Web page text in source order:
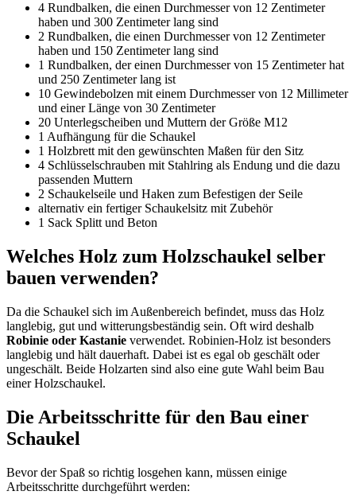
4 Rundbalken, die einen Durchmesser von 12 Zentimeter
haben und 300 Zentimeter lang sind
2 Rundbalken, die einen Durchmesser von 12 Zentimeter
haben und 150 Zentimeter lang sind
1 Rundbalken, der einen Durchmesser von 15 Zentimeter hat
und 250 Zentimeter lang ist
10 Gewindebolzen mit einem Durchmesser von 12 Millimeter
und einer Länge von 30 Zentimeter
20 Unterlegscheiben und Muttern der Größe M12
1 Aufhängung für die Schaukel
1 Holzbrett mit den gewünschten Maßen für den Sitz
4 Schlüsselschrauben mit Stahlring als Endung und die dazu
passenden Muttern
2 Schaukelseile und Haken zum Befestigen der Seile
alternativ ein fertiger Schaukelsitz mit Zubehör
1 Sack Splitt und Beton
Welches Holz zum Holzschaukel selber
bauen verwenden?
Da die Schaukel sich im Außenbereich befindet, muss das Holz
langlebig, gut und witterungsbeständig sein. Oft wird deshalb
Robinie oder Kastanie verwendet. Robinien-Holz ist besonders
langlebig und hält dauerhaft. Dabei ist es egal ob geschält oder
ungeschält. Beide Holzarten sind also eine gute Wahl beim Bau
einer Holzschaukel.
Die Arbeitsschritte für den Bau einer
Schaukel
Bevor der Spaß so richtig losgehen kann, müssen einige
Arbeitsschritte durchgeführt werden: